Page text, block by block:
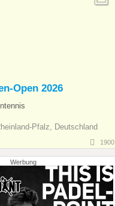
Open 2026
Pfalz, Deutschland
1900
Werbung